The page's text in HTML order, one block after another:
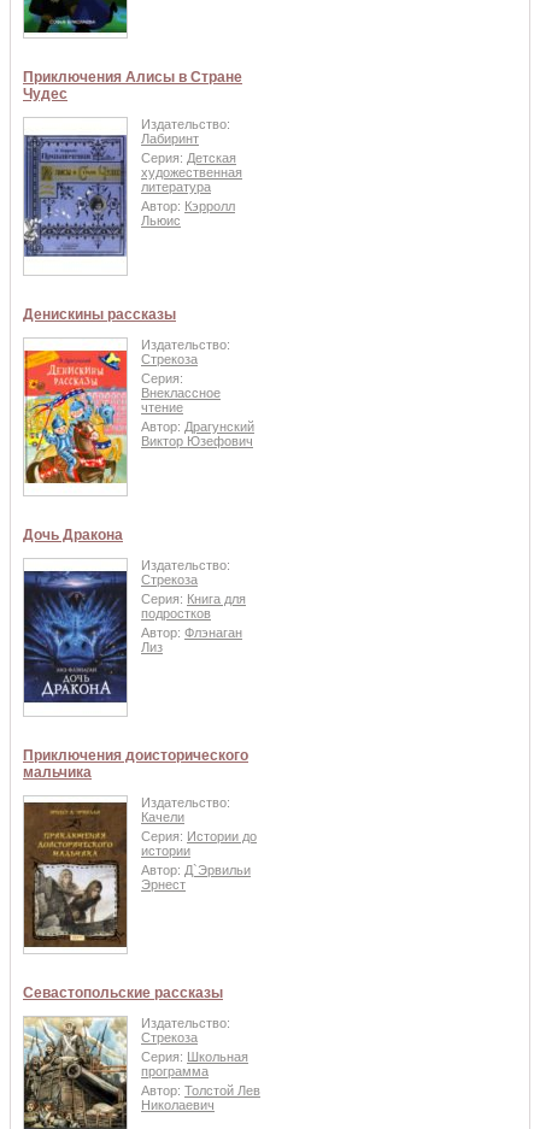
Приключения Алисы в Стране
Чудес
Издательство:
Лабиринт
Серия: Детская
художественная
литература
Автор: Кэрролл
Льюис
Денискины рассказы
Издательство:
Стрекоза
Серия:
Внеклассное
чтение
Автор: Драгунский
Виктор Юзефович
Дочь Дракона
Издательство:
Стрекоза
Серия: Книга для
подростков
Автор: Флэнаган
Лиз
Приключения доисторического
мальчика
Издательство:
Качели
Серия: Истории до
истории
Автор: Д`Эрвильи
Эрнест
Севастопольские рассказы
Издательство:
Стрекоза
Серия: Школьная
программа
Автор: Толстой Лев
Николаевич